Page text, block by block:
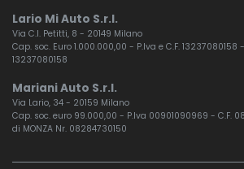
Lario Mi Auto S.r.l.
Via C.I. Petitti, 8 - 20149 Milano
Cap. soc. Euro 1.000.000,00 - P.Iva e C.F.
13237080158
Mariani Auto S.r.l.
Via Lario, 34 - 20159 Milano
Cap. soc. euro 99.000,00 - P.Iva 00901090969 - C.F.
di MONZA Nr. 08284730150